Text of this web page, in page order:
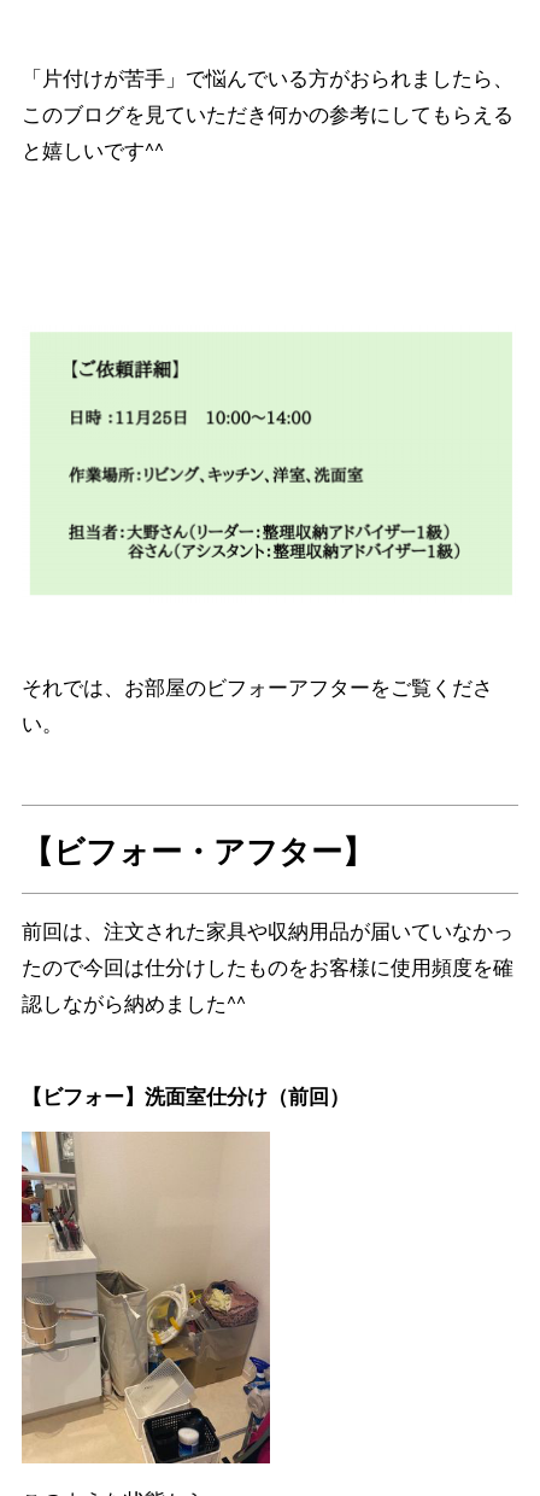
「片付けが苦手」で悩んでいる方がおられましたら、
このブログを見ていただき何かの参考にしてもらえる
と嬉しいです^^
それでは、お部屋のビフォーアフターをご覧くださ
い。
【ビフォー・アフター】
前回は、注文された家具や収納用品が届いていなかっ
たので今回は仕分けしたものをお客様に使用頻度を確
認しながら納めました^^
【ビフォー】洗面室仕分け（前回）